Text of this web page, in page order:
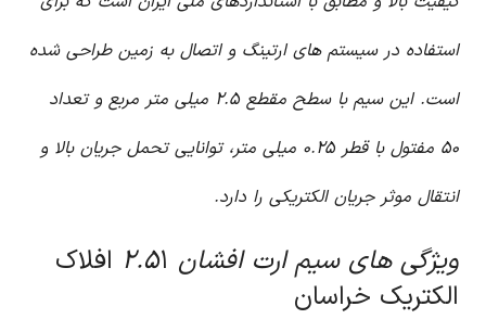
استفاده در سیستم های ارتینگ و اتصال به زمین طراحی شده
است. این سیم با سطح مقطع ۲.۵ میلی متر مربع و تعداد
۵۰ مفتول با قطر ۰.۲۵ میلی متر، توانایی تحمل جریان بالا و
انتقال موثر جریان الکتریکی را دارد.
ویژگی های سیم ارت افشان ۲.۵
۱ افلاک
الکتریک خراسان